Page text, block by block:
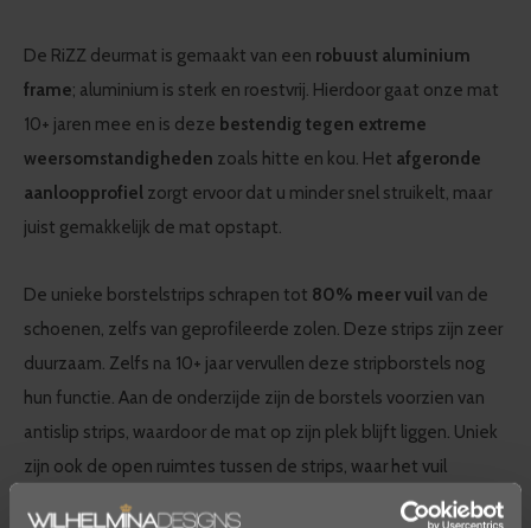
De RiZZ deurmat is gemaakt van een robuust aluminium
frame; aluminium is sterk en roestvrij. Hierdoor gaat onze mat
10+ jaren mee en is deze bestendig tegen extreme
weersomstandigheden zoals hitte en kou. Het afgeronde
aanloopprofiel zorgt ervoor dat u minder snel struikelt, maar
juist gemakkelijk de mat opstapt.
De unieke borstelstrips schrapen tot 80% meer vuilvan de
schoenen, zelfs van geprofileerde zolen. Deze strips zijn zeer
duurzaam. Zelfs na 10+ jaar vervullen deze stripborstels nog
hun functie. Aan de onderzijde zijn de borstels voorzien van
antislip strips, waardoor de mat op zijn plek blijft liggen. Uniek
zijn ook de open ruimtes tussen de strips, waar het vuil
doorheen valt.
Het vuil blijft dus niet in de mat hangen, maar